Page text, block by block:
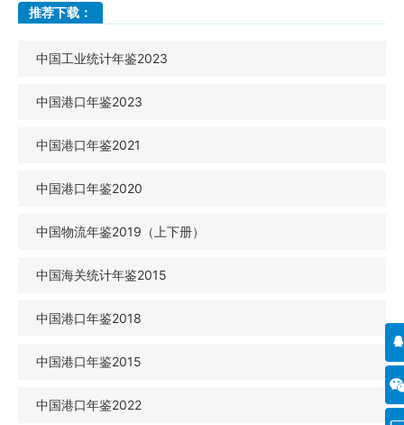
推荐下载：
中国工业统计年鉴2023
中国港口年鉴2023
中国港口年鉴2021
中国港口年鉴2020
中国物流年鉴2019（上下册）
中国海关统计年鉴2015
中国港口年鉴2018
中国港口年鉴2015
中国港口年鉴2022